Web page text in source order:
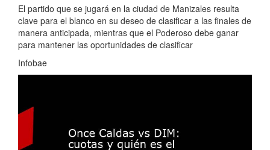
El partido que se jugará en la ciudad de Manizales resulta
clave para el blanco en su deseo de clasificar a las finales de
manera anticipada, mientras que el Poderoso debe ganar
para mantener las oportunidades de clasificar
Infobae